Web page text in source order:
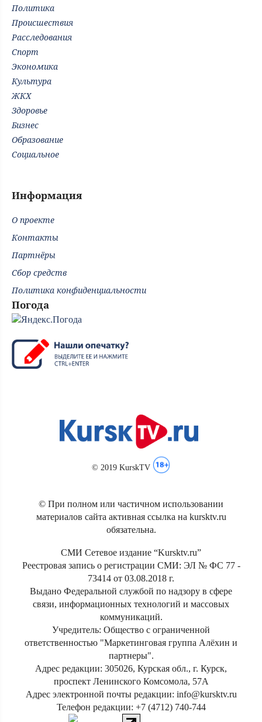
Политика
Происшествия
Расследования
Спорт
Экономика
Культура
ЖКХ
Здоровье
Бизнес
Образование
Социальное
Информация
О проекте
Контакты
Партнёры
Сбор средств
Политика конфиденциальности
Погода
© 2019 KurskTV
© При полном или частичном использовании
материалов сайта активная ссылка на kursktv.ru
обязательна.
СМИ Сетевое издание “Kursktv.ru”
Реестровая запись о регистрации СМИ: ЭЛ № ФС 77 -
73414 от 03.08.2018 г.
Выдано Федеральной службой по надзору в сфере
связи, информационных технологий и массовых
коммуникаций.
Учредитель: Общество с ограниченной
ответственностью "Маркетинговая группа Алёхин и
партнеры".
Адрес редакции: 305026, Курская обл., г. Курск,
проспект Ленинского Комсомола, 57А
Адрес электронной почты редакции: info@kursktv.ru
Телефон редакции: +7 (4712) 740-744